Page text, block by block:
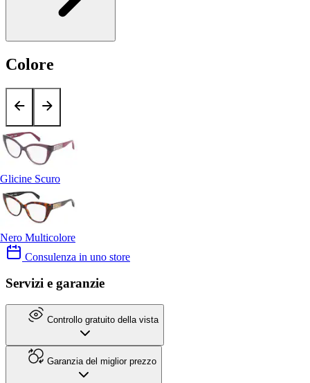
Colore
Glicine Scuro
Nero Multicolore
Consulenza in uno store
Servizi e garanzie
Controllo gratuito della vista
Garanzia del miglior prezzo